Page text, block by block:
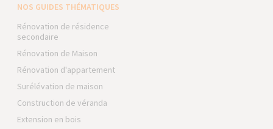
NOS GUIDES THÉMATIQUES
Rénovation de résidence
secondaire
Rénovation de Maison
Rénovation d'appartement
Surélévation de maison
Construction de véranda
Extension en bois